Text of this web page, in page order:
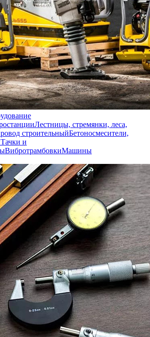
Лестницы, стремянки, леса,
строительныйБетоносмесители,
Тачки и
ВибротрамбовкиМашины